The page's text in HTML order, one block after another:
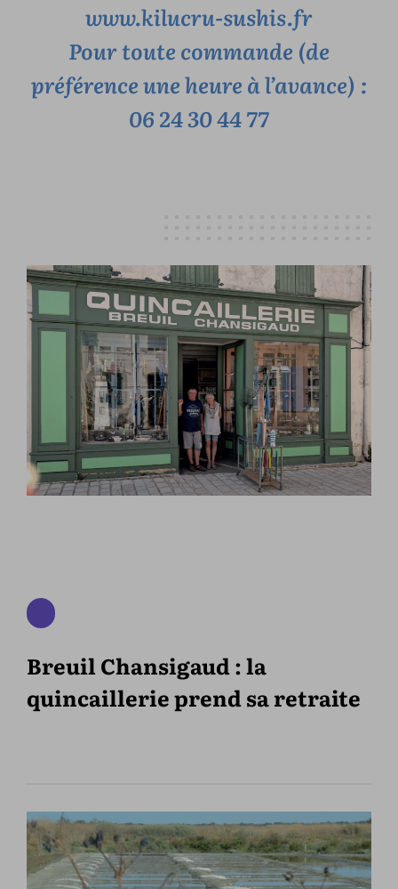
www.kilucru-sushis.fr
Pour toute commande (de
préférence une heure à l’avance) :
06 24 30 44 77
Breuil Chansigaud : la
quincaillerie prend sa retraite